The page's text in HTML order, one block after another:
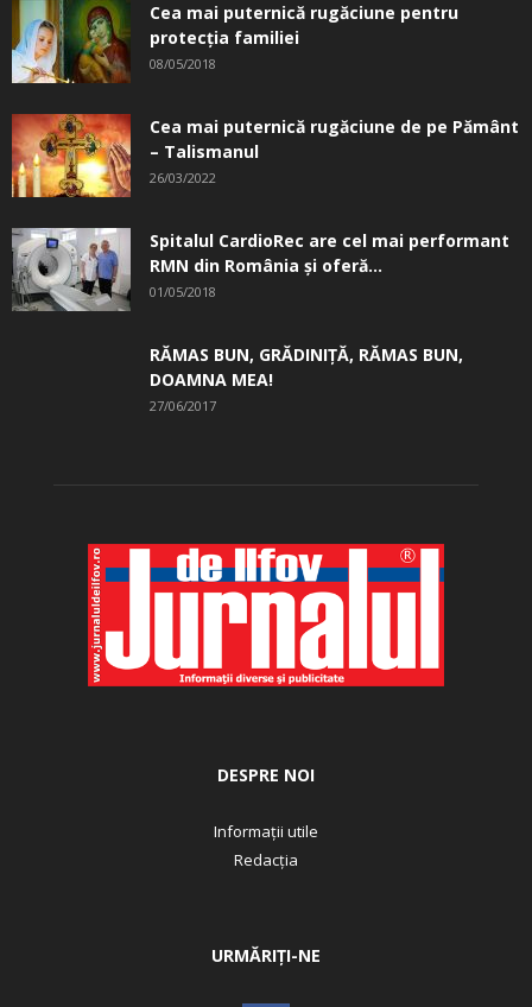
Cea mai puternică rugăciune pentru
protecția familiei
08/05/2018
Cea mai puternică rugăciune de pe Pământ
– Talismanul
26/03/2022
Spitalul CardioRec are cel mai performant
RMN din România și oferă...
01/05/2018
RĂMAS BUN, GRĂDINIŢĂ, ­RĂMAS BUN,
DOAMNA MEA!
27/06/2017
DESPRE NOI
Informații utile
Redacția
URMĂRIȚI-NE